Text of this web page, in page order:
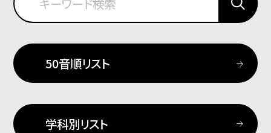
50音順リスト
学科別リスト